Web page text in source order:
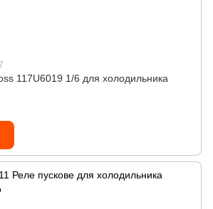
117U6019 1/6 для холодильника